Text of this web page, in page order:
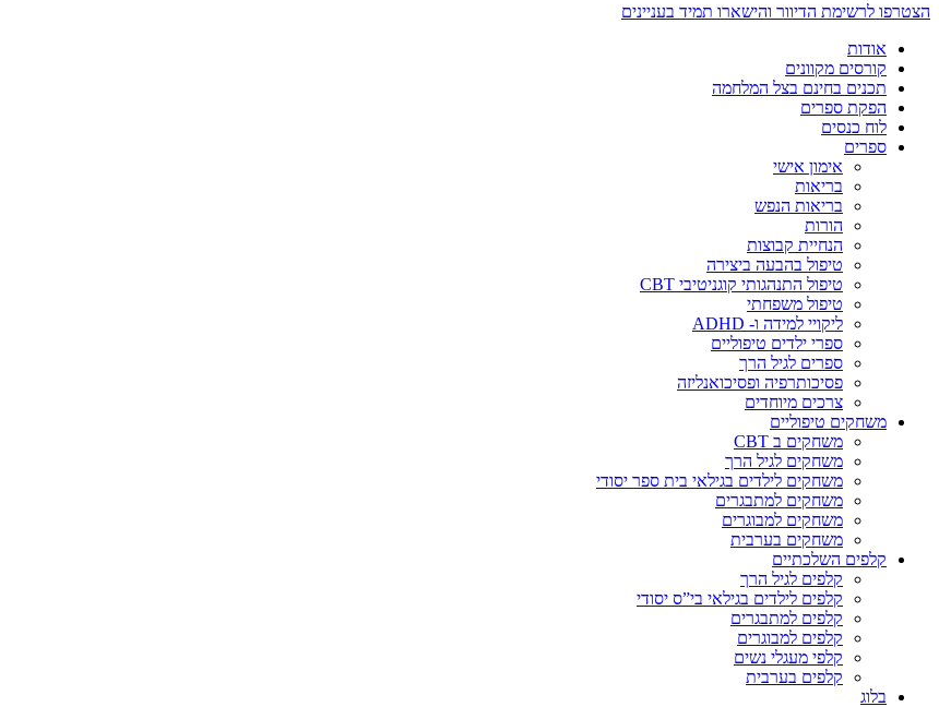
הצטרפו לרשימת הדיוור והישארו תמיד בעניינים
אודות
קורסים מקוונים
תכנים בחינם בצל המלחמה
הפקת ספרים
לוח כנסים
ספרים
אימון אישי
בריאות
בריאות הנפש
הורות
הנחיית קבוצות
טיפול בהבעה ביצירה
טיפול התנהגותי קוגניטיבי CBT
טיפול משפחתי
ליקויי למידה ו- ADHD
ספרי ילדים טיפוליים
ספרים לגיל הרך
פסיכותרפיה ופסיכואנליזה
צרכים מיוחדים
משחקים טיפוליים
משחקים ב CBT
משחקים לגיל הרך
משחקים לילדים בגילאי בית ספר יסודי
משחקים למתבגרים
משחקים למבוגרים
משחקים בערבית
קלפים השלכתיים
קלפים לגיל הרך
קלפים לילדים בגילאי בי”ס יסודי
קלפים למתבגרים
קלפים למבוגרים
קלפי מעגלי נשים
קלפים בערבית
בלוג